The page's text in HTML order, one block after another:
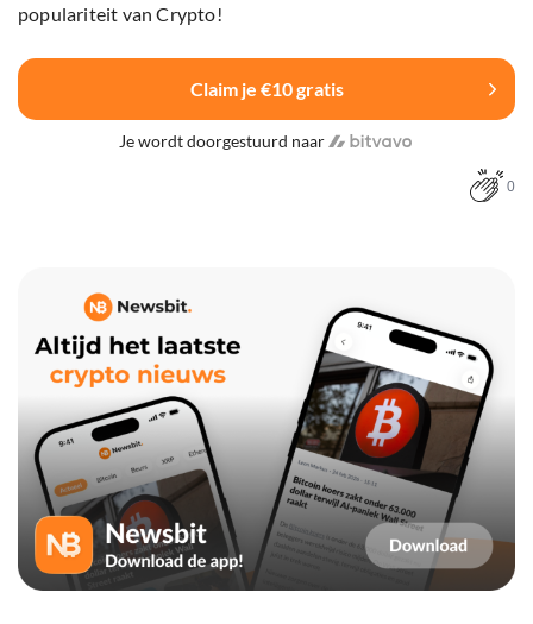
populariteit van Crypto!
Claim je €10 gratis
Je wordt doorgestuurd naar
0